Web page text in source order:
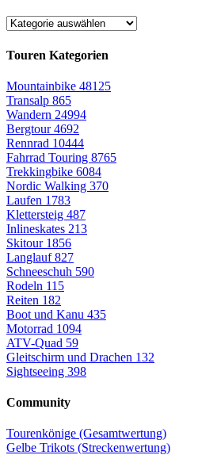
Touren Kategorien
Mountainbike 48125
Transalp 865
Wandern 24994
Bergtour4692
Rennrad 10444
Fahrrad Touring 8765
Trekkingbike 6084
Nordic Walking 370
Laufen 1783
Klettersteig 487
Inlineskates 213
Skitour 1856
Langlauf827
Schneeschuh 590
Rodeln 115
Reiten 182
Boot und Kanu 435
Motorrad 1094
ATV-Quad 59
Gleitschirm und Drachen 132
Sightseeing 398
Community
Tourenkönige (Gesamtwertung)
Gelbe Trikots (Streckenwertung)